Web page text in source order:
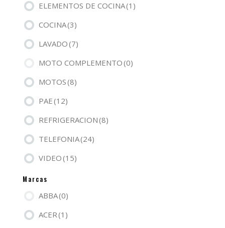
ELEMENTOS DE COCINA(1)
COCINA(3)
LAVADO(7)
MOTO COMPLEMENTO(0)
MOTOS(8)
PAE(12)
REFRIGERACION(8)
TELEFONIA(24)
VIDEO(15)
Marcas
ABBA(0)
ACER(1)